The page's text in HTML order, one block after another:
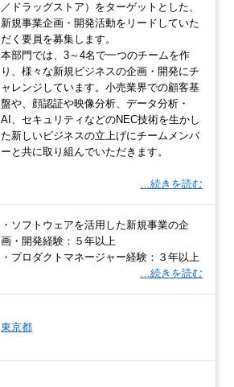
／ドラッグストア）をターゲットとした、
新規事業企画・開発活動をリードしていた
だく要員を募集します。
本部門では、3～4名で一つのチームを作
り、様々な新規ビジネスの企画・開発にチ
ャレンジしています。小売業界での顧客基
盤や、顔認証や映像分析、データ分析・
AI、セキュリティなどのNEC技術を生かし
た新しいビジネスの立上げにチームメンバ
ーと共に取り組んでいただきます。
…続きを読む
・ソフトウェアを活用した新規事業の企
画・開発経験：５年以上
・プロダクトマネージャー経験：３年以上
…続きを読む
東京都